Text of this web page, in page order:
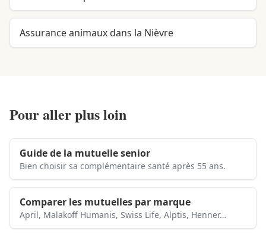
Assurance animaux dans la Nièvre
Pour aller plus loin
Guide de la mutuelle senior
Bien choisir sa complémentaire santé après 55 ans.
Comparer les mutuelles par marque
April, Malakoff Humanis, Swiss Life, Alptis, Henner…